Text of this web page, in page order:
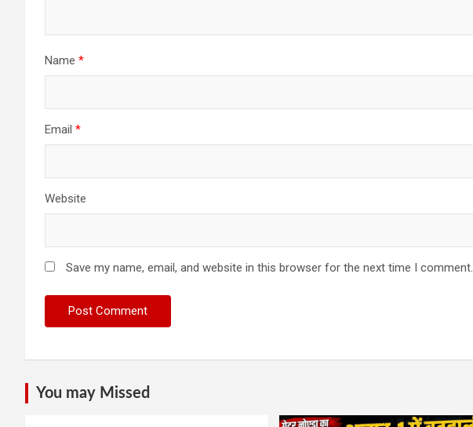
Name *
Email *
Website
Save my name, email, and website in this browser for the next time I comment.
You may Missed